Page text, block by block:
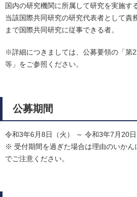
国内の研究機関に所属して研究を実施す
当該国際共同研究の研究代表者として責
まで国際共同研究に従事できる者。
※詳細につきましては、公募要領の「第
等」をご参照ください。
公募期間
令和3年6月8日（火） ～ 令和3年7月20日
※ 受付期間を過ぎた場合は理由のいかん
でご注意ください。